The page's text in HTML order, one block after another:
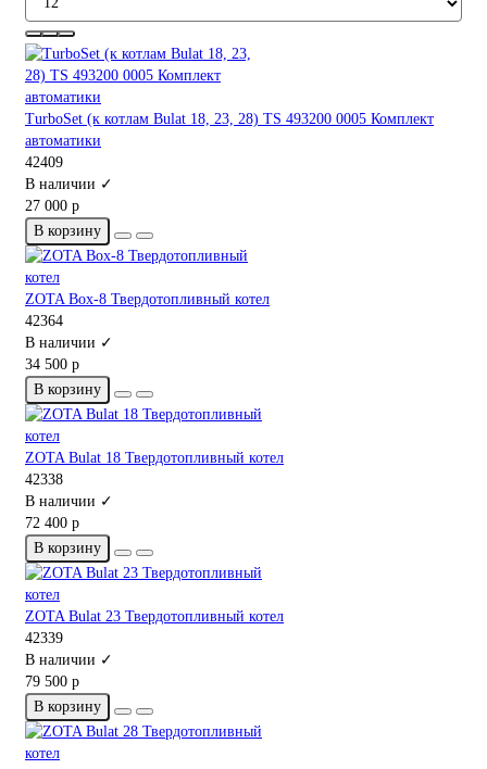
TurboSet (к котлам Bulat 18, 23, 28) TS 493200 0005 Комплект
автоматики
42409
В наличии ✓
27 000 р
В корзину
ZOTA Box-8 Твердотопливный котел
42364
В наличии ✓
34 500 р
В корзину
ZOTA Bulat 18 Твердотопливный котел
42338
В наличии ✓
72 400 р
В корзину
ZOTA Bulat 23 Твердотопливный котел
42339
В наличии ✓
79 500 р
В корзину